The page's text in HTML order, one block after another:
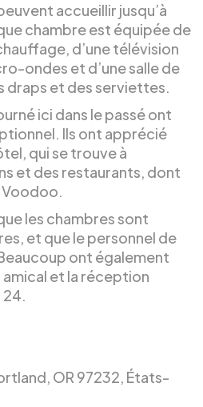
accueillir jusqu’à
chambre est équipée de
d’une télévision
ondes et d’une salle de
draps et des serviettes.
ici dans le passé ont
Ils ont apprécié
qui se trouve à
et des restaurants, dont
les chambres sont
et que le personnel de
ont également
et la réception
24.
OR 97232, États-